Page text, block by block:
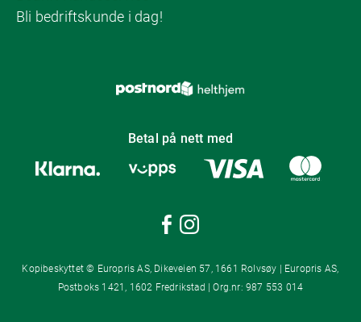
Bli bedriftskunde i dag!
Betal på nett med
Kopibeskyttet © Europris AS, Dikeveien 57, 1661 Rolvsøy | Europris AS,
Postboks 1421, 1602 Fredrikstad | Org.nr: 987 553 014